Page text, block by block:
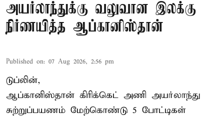
அயர்லாந்துக்கு வலுவான இலக்கு
நிர்ணயித்த ஆப்கானிஸ்தான்
Published on: 07 Aug 2026, 2:56 pm
டுப்லின்,
ஆப்கானிஸ்தான் கிரிக்கெட் அணி அயர்லாந்து
சுற்றுப்பயணம் மேற்கொண்டு 5 போட்டிகள்